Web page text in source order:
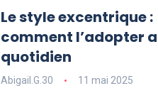
Le style excentrique :
comment l’adopter
quotidien
Abigail.G.30 11 mai 2025